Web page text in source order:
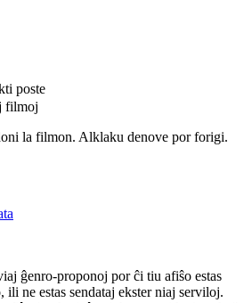
poste
filmoj
la filmon. Alklaku denove por forigi.
ĝenro-proponoj por ĉi tiu afiŝo estas
ili ne estas sendataj ekster niaj serviloj.